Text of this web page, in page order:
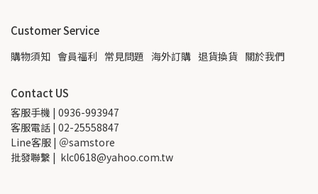
Customer Service
購物須知 會員福利 常見問題 海外訂購 退貨換貨 關於我們
Contact US
客服手機 | 0936-993947
客服電話 | 02-25558847
Line客服 | ＠samstore
批發聯繫 |  klc0618@yahoo.com.tw